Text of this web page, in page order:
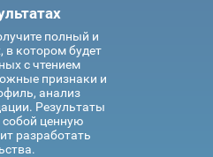
полный и
в котором будет
с чтением
признаки и
анализ
Результаты
собой ценную
разработать